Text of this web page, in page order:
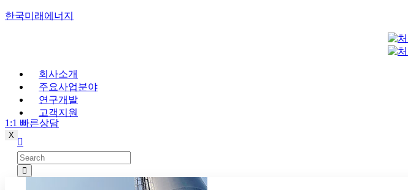
한국미래에너지
회사소개
주요사업분야
연구개발
고객지원
X
1:1 빠른상담